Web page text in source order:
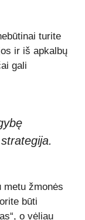
turite
ir iš apkalbų
gali
metu žmonės
būti
o vėliau